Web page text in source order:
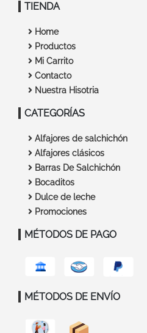
TIENDA
Home
Productos
Mi Carrito
Contacto
Nuestra Hisotria
CATEGORÍAS
Alfajores de salchichón
Alfajores clásicos
Barras De Salchichón
Bocaditos
Dulce de leche
Promociones
MÉTODOS DE PAGO
MÉTODOS DE ENVÍO